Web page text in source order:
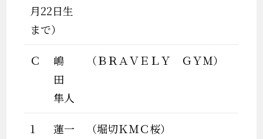
月22日生
まで）
Ｃ
嶋
田
隼人
（ＢＲＡＶＥＬＹ ＧＹＭ）
1 蓮一 （堀切ＫＭＣ桜）